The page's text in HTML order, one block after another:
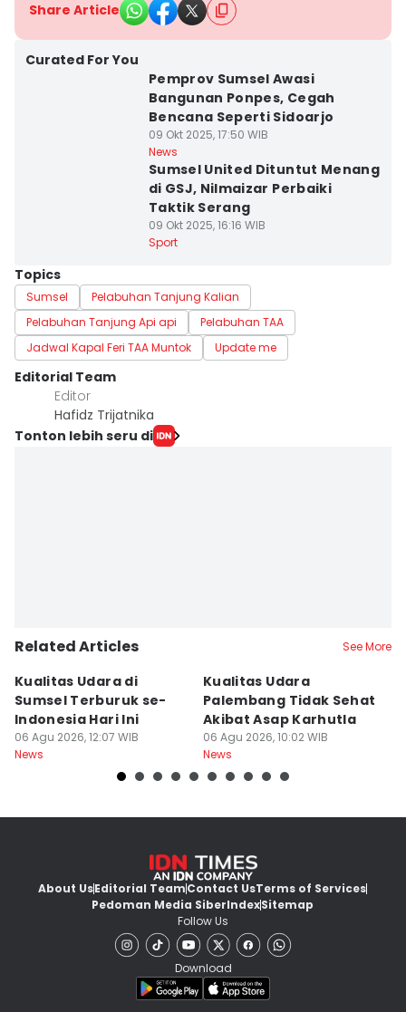
Share Article
Curated For You
Pemprov Sumsel Awasi
Bangunan Ponpes, Cegah
Bencana Seperti Sidoarjo
09 Okt 2025, 17:50 WIB
News
Sumsel United Dituntut Menang
di GSJ, Nilmaizar Perbaiki
Taktik Serang
09 Okt 2025, 16:16 WIB
Sport
Topics
Sumsel
Pelabuhan Tanjung Kalian
Pelabuhan Tanjung Api api
Pelabuhan TAA
Jadwal Kapal Feri TAA Muntok
Update me
Editorial Team
Editor
Hafidz Trijatnika
Tonton lebih seru di
Related Articles See More
Kualitas Udara di
Sumsel Terburuk se-
Indonesia Hari Ini
06 Agu 2026, 12:07 WIB
News
Kualitas Udara
Palembang Tidak Sehat
Akibat Asap Karhutla
06 Agu 2026, 10:02 WIB
News
About UsEditorial TeamContact UsTerms of Services
Pedoman Media SiberIndexSitemap
Follow Us
Download